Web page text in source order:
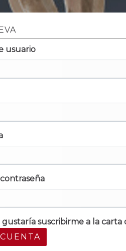
usuario
gustaría suscribirme a la carta